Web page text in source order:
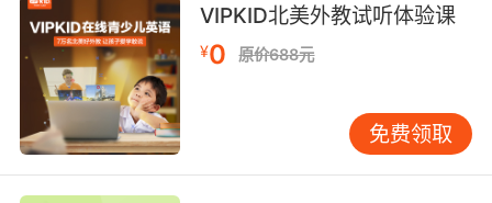
VIPKID北美外教试听体验课
¥0 原价688元
免费领取